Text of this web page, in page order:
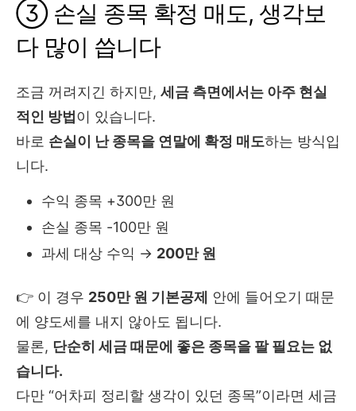
③ 손실 종목 확정 매도, 생각보
다 많이 씁니다
조금 꺼려지긴 하지만, 세금 측면에서는 아주 현실
적인 방법 이 있습니다.
바로 손실이 난 종목을 연말에 확정 매도하는 방식입
니다.
수익 종목 +300만 원
손실 종목 -100만 원
과세 대상 수익 → 200만 원
👉 이 경우 250만 원 기본공제 안에 들어오기 때문
에 양도세를 내지 않아도 됩니다.
물론, 단순히 세금 때문에 좋은 종목을 팔 필요는 없
습니다.
다만 “어차피 정리할 생각이 있던 종목”이라면 세금